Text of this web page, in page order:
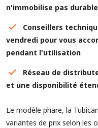
n'immobilise pas
Conseillers
vendredi pour vous
pendant l'utilisation
Réseau de
et une disponibilité
Le modèle phare, la
variantes de prix selon les